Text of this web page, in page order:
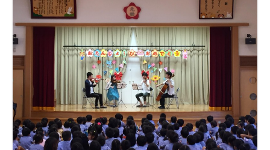
出張演奏
九大フィル特集ページ
団員専用ページ